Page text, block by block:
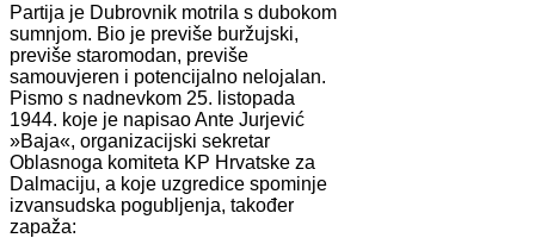
Partija je Dubrovnik motrila s dubokom
sumnjom. Bio je previše buržujski,
previše staromodan, previše
samouvjeren i potencijalno nelojalan.
Pismo s nadnevkom 25. listopada
1944. koje je napisao Ante Jurjević
»Baja«, organizacijski sekretar
Oblasnoga komiteta KP Hrvatske za
Dalmaciju, a koje uzgredice spominje
izvansudska pogubljenja, također
zapaža: